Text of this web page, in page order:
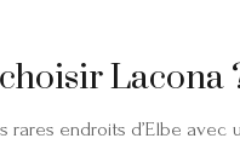
Lacona
rares endroits d’Elbe avec